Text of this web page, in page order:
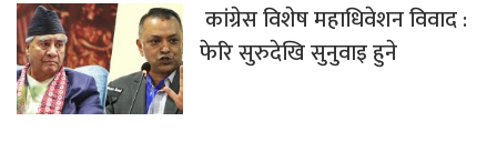
कांग्रेस विशेष महाधिवेशन विवाद :
फेरि सुरुदेखि सुनुवाइ हुने